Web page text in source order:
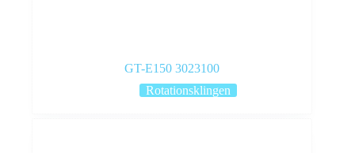
GT-E150 3023100
Rotationsklingen